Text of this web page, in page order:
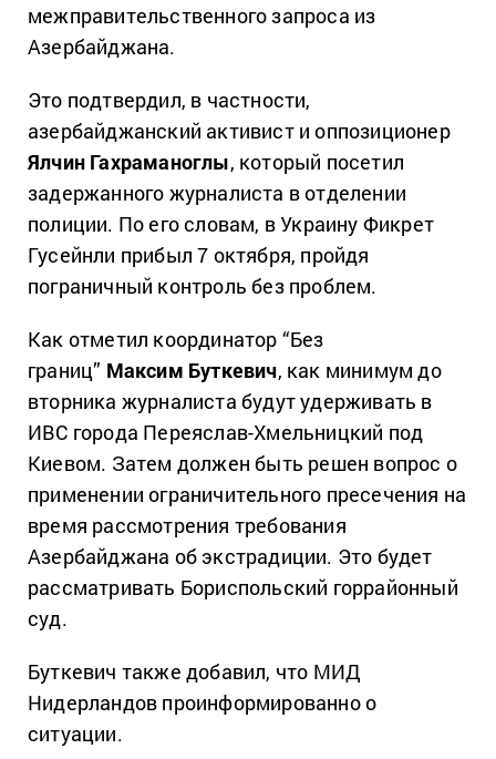
межправительственного запроса из
Азербайджана.
Это подтвердил, в частности,
азербайджанский активист и оппозиционер
Ялчин Гахраманоглы, который посетил
задержанного журналиста в отделении
полиции. По его словам, в Украину Фикрет
Гусейнли прибыл 7 октября, пройдя
пограничный контроль без проблем.
Как отметил координатор “Без
границ” Максим Буткевич, как минимум до
вторника журналиста будут удерживать в
ИВС города Переяслав-Хмельницкий под
Киевом. Затем должен быть решен вопрос о
применении ограничительного пресечения на
время рассмотрения требования
Азербайджана об экстрадиции. Это будет
рассматривать Бориспольский горрайонный
суд.
Буткевич также добавил, что МИД
Нидерландов проинформированно о
ситуации.